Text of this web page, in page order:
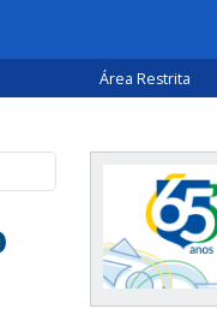
Área Restrita